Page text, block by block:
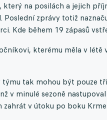
na posilách a jejich
zprávy totiž
Kde během 19 zápasů
kterému měla v létě
tak mohou být pouze
v minulé sezoně
zahrát v útoku po boku